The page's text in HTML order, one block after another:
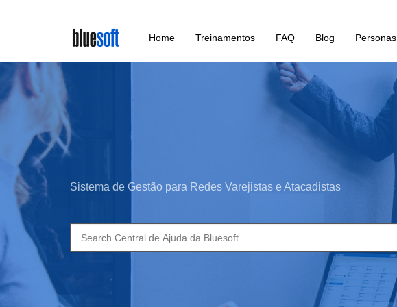
main
content
Home Treinamentos FAQ Blog Personas
Sistema de Gestão para Redes Varejistas e Atacadistas
Search
for: